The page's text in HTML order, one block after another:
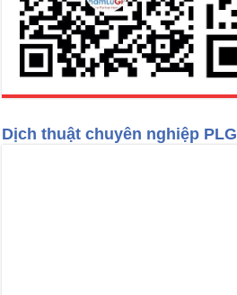
Dịch thuật chuyên nghiệp PLG